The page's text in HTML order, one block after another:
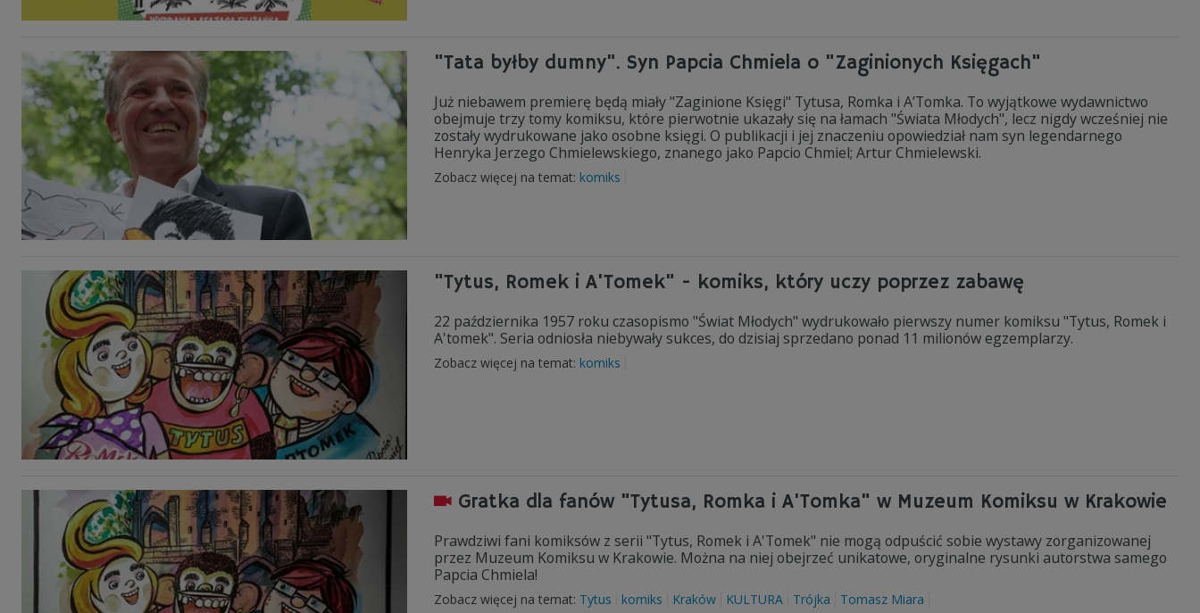
"Tata byłby dumny". Syn Papcia Chmiela o "Zaginionych Księgach"
Już niebawem premierę będą miały "Zaginione Księgi" Tytusa, Romka i A’Tomka. To wyjątkowe wydawnictwo
obejmuje trzy tomy komiksu, które pierwotnie ukazały się na łamach "Świata Młodych", lecz nigdy wcześniej nie
zostały wydrukowane jako osobne księgi. O publikacji i jej znaczeniu opowiedział nam syn legendarnego
Henryka Jerzego Chmielewskiego, znanego jako Papcio Chmiel; Artur Chmielewski.
Zobacz więcej na temat: komiks
"Tytus, Romek i A'Tomek" - komiks, który uczy poprzez zabawę
22 października 1957 roku czasopismo "Świat Młodych" wydrukowało pierwszy numer komiksu "Tytus, Romek i
A'tomek". Seria odniosła niebywały sukces, do dzisiaj sprzedano ponad 11 milionów egzemplarzy.
Zobacz więcej na temat: komiks
Gratka dla fanów "Tytusa, Romka i A'Tomka" w Muzeum Komiksu w Krakowie
Prawdziwi fani komiksów z serii "Tytus, Romek i A'Tomek" nie mogą odpuścić sobie wystawy zorganizowanej
przez Muzeum Komiksu w Krakowie. Można na niej obejrzeć unikatowe, oryginalne rysunki autorstwa samego
Papcia Chmiela!
Zobacz więcej na temat: Tytus komiks Kraków KULTURA Trójka Tomasz Miara